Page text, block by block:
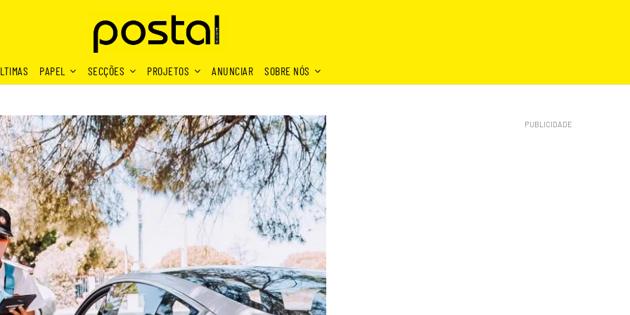
PAPEL SECÇÕES PROJETOS ANUNCIAR SOBRE NÓS